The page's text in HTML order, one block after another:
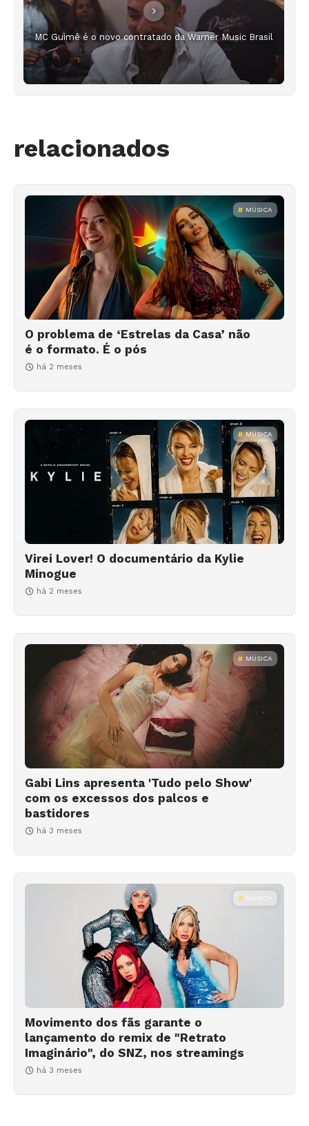
MC Guimê é o novo contratado da Warner Music Brasil
relacionados
MÚSICA
O problema de ‘Estrelas da Casa’ não
é o formato. É o pós
há 2 meses
MÚSICA
Virei Lover! O documentário da Kylie
Minogue
há 2 meses
MÚSICA
Gabi Lins apresenta 'Tudo pelo Show'
com os excessos dos palcos e
bastidores
há 3 meses
MÚSICA
Movimento dos fãs garante o
lançamento do remix de "Retrato
Imaginário", do SNZ, nos streamings
há 3 meses